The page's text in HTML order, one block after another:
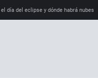
día del eclipse y dónde habrá nubes